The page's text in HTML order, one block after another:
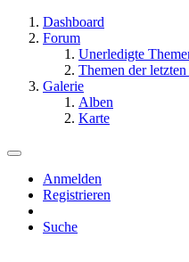
Dashboard
Forum
Unerledigte
Themen der
Galerie
Alben
Karte
Anmelden
Registrieren
Suche